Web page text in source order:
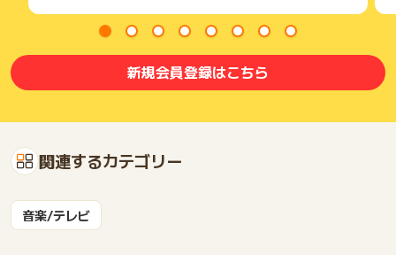
新規会員登録はこちら
関連するカテゴリー
音楽/テレビ